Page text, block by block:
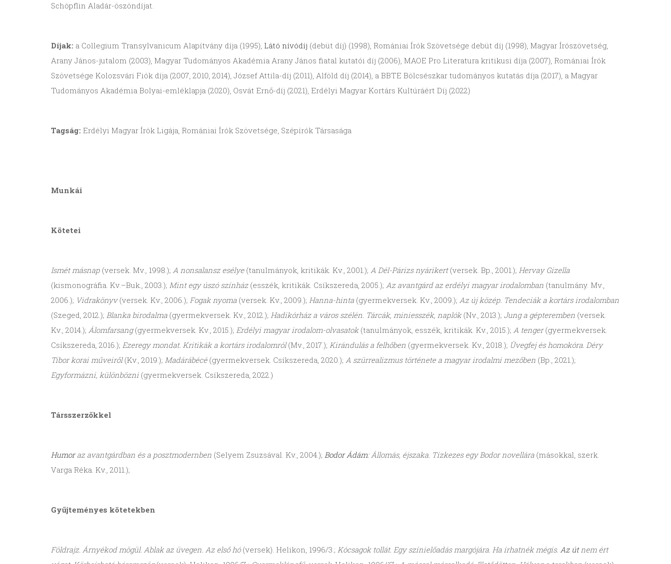
Schöpflin Aladár-öszöndíjat.
Díjak: a Collegium Transylvanicum Alapítvány díja (1995), Látó nívódíj (debüt díj) (1998), Romániai Írók Szövetsége debüt díj (1998), Magyar Írószövetség,
Arany János-jutalom (2003), Magyar Tudományos Akadémia Arany János fiatal kutatói díj (2006), MAOE Pro Literatura kritikusi díja (2007), Romániai Írók
Szövetsége Kolozsvári Fiók díja (2007, 2010, 2014), József Attila-díj (2011), Alföld díj (2014), a BBTE Bölcsészkar tudományos kutatás díja (2017), a Magyar
Tudományos Akadémia Bolyai-emléklapja (2020), Osvát Ernő-díj (2021), Erdélyi Magyar Kortárs Kultúráért Díj (2022)
Tagság: Erdélyi Magyar Írók Ligája, Romániai Írók Szövetsége, Szépírók Társasága
Munkái
Kötetei
Ismét másnap (versek. Mv., 1998.); A nonsalansz esélye(tanulmányok, kritikák. Kv., 2001.); A Dél-Párizs nyárikert(versek. Bp., 2001.); Hervay Gizella
(kismonográfia. Kv.–Buk., 2003.); Mint egy úszó színház(esszék, kritikák. Csíkszereda, 2005.); Az avantgárd az erdélyi magyar irodalomban (tanulmány. Mv.,
2006.); Vidrakönyv(versek. Kv., 2006.); Fogak nyoma (versek. Kv., 2009.); Hanna-hinta (gyermekversek. Kv., 2009.); Az új közép. Tendeciák a kortárs irodalomban
(Szeged, 2012.); Blanka birodalma (gyermekversek. Kv., 2012.); Hadikórház a város szélén. Tárcák, miniesszék, naplók (Nv., 2013.); Jung a gépteremben (versek.
Kv., 2014.); Álomfarsang(gyermekversek. Kv., 2015.); Erdélyi magyar irodalom-olvasatok(tanulmányok, esszék, kritikák. Kv., 2015.); A tenger(gyermekversek.
Csíkszereda, 2016.); Ezeregy mondat. Kritikák a kortárs irodalomról(Mv., 2017.); Kirándulás a felhőben (gyermekversek. Kv., 2018.); Üvegfej és homokóra. Déry
Tibor korai műveiről(Kv., 2019.); Madárábécé (gyermekversek. Csíkszereda, 2020.); A szürrealizmus története a magyar irodalmi mezőben (Bp., 2021.);
Egyformázni, különbözni (gyermekversek. Csíkszereda, 2022.)
Társszerzőkkel
Humoraz avantgárdban és a posztmodernben (Selyem Zsuzsával. Kv., 2004.); Bodor Ádám: Állomás, éjszaka. Tízkezes egy Bodor novellára (másokkal, szerk.
Varga Réka. Kv., 2011.);
Gyűjteményes kötetekben
Földrajz. Árnyékod mögül. Ablak az üvegen. Az első hó (versek). Helikon, 1996/3.; Kócsagok tollát. Egy színielőadás margójára. Ha írhatnék mégis. Az útnem ért